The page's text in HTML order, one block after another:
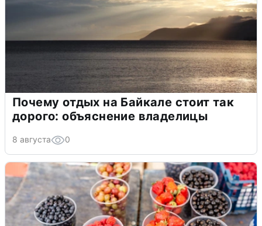
Почему отдых на Байкале стоит так
дорого: объяснение владелицы
8 августа 0